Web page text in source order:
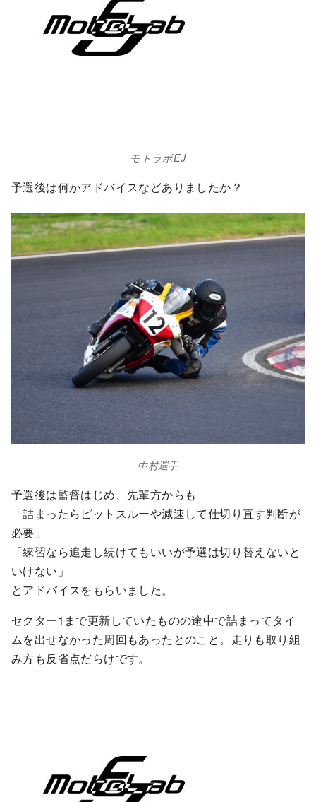
モトラボEJ
予選後は何かアドバイスなどありましたか？
中村選手
予選後は監督はじめ、先輩方からも
「詰まったらピットスルーや減速して仕切り直す判断が
必要」
「練習なら追走し続けてもいいが予選は切り替えないと
いけない」
とアドバイスをもらいました。
セクター1まで更新していたものの途中で詰まってタイ
ムを出せなかった周回もあったとのこと。走りも取り組
み方も反省点だらけです。